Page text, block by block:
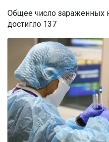
Общее число зараженных
достигло 137